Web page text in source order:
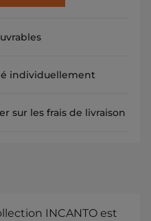
individuellement
sur les frais de livraison
INCANTO est